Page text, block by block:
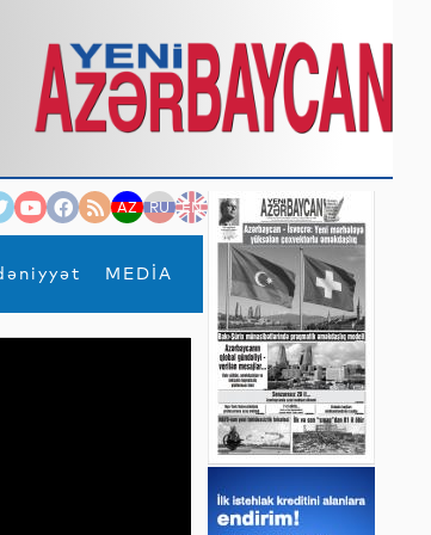
AZ RU EN
MEDİA
×